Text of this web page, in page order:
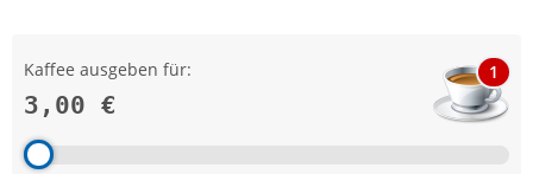
Kaffee ausgeben für:
3,00 €
1